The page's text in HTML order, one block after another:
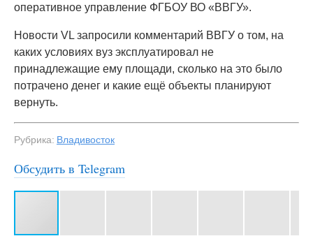
оперативное управление ФГБОУ ВО «ВВГУ».
Новости VL запросили комментарий ВВГУ о том, на
каких условиях вуз эксплуатировал не
принадлежащие ему площади, сколько на это было
потрачено денег и какие ещё объекты планируют
вернуть.
Рубрика: Владивосток
Обсудить в Telegram